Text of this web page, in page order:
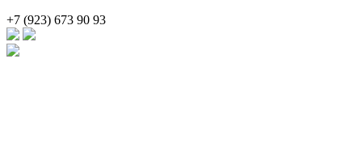
+7 (923) 673 90 93